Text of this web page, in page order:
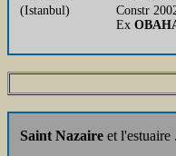
(Istanbul)
Constr
Ex
Saint Nazaire et l'estuaire